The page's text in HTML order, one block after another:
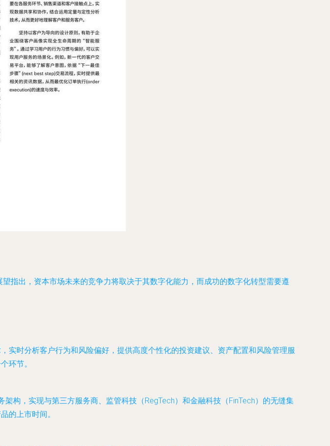
指出，资本市场未来的竞争力将取决于其数字化能力，而成功的数字化转型需要遵
时分析客户行为和风险偏好，提供高度个性化的投资建议、资产配置和风险管理服
环节。
构，实现与第三方服务商、监管科技（RegTech）和金融科技（FinTech）的无缝集
的上市时间。